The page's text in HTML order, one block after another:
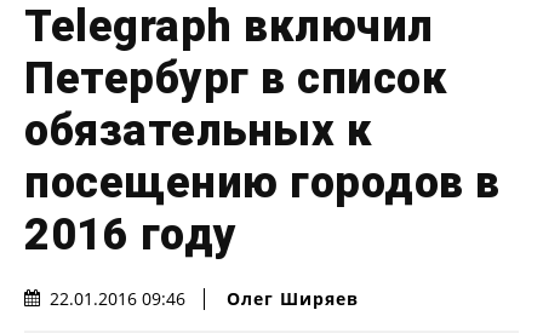
Telegraph включил
Петербург в список
обязательных к
посещению городов в
2016 году
22.01.2016 09:46 Олег Ширяев